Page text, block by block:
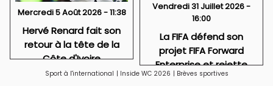
Mercredi 5 Août 2026 - 11:38
Hervé Renard fait son
retour à la tête de la
Côte d'Ivoire
Vendredi 31 Juillet 2026 -
16:00
La FIFA défend son
projet FIFA Forward
Enterprise et rejette
toute idée de
Sport à l'international | Inside WC 2026 | Brèves sportives